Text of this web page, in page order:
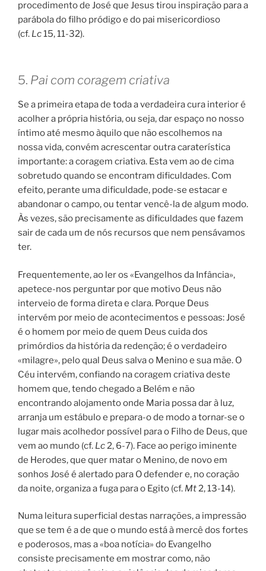
procedimento de José que Jesus tirou inspiração para a
parábola do filho pródigo e do pai misericordioso
(cf. Lc15, 11-32).
5. Pai com coragem criativa
Se a primeira etapa de toda a verdadeira cura interior é
acolher a própria história, ou seja, dar espaço no nosso
íntimo até mesmo àquilo que não escolhemos na
nossa vida, convém acrescentar outra caraterística
importante: a coragem criativa. Esta vem ao de cima
sobretudo quando se encontram dificuldades. Com
efeito, perante uma dificuldade, pode-se estacar e
abandonar o campo, ou tentar vencê-la de algum modo.
Às vezes, são precisamente as dificuldades que fazem
sair de cada um de nós recursos que nem pensávamos
ter.
Frequentemente, ao ler os «Evangelhos da Infância»,
apetece-nos perguntar por que motivo Deus não
interveio de forma direta e clara. Porque Deus
intervém por meio de acontecimentos e pessoas: José
é o homem por meio de quem Deus cuida dos
primórdios da história da redenção; é o verdadeiro
«milagre», pelo qual Deus salva o Menino e sua mãe. O
Céu intervém, confiando na coragem criativa deste
homem que, tendo chegado a Belém e não
encontrando alojamento onde Maria possa dar à luz,
arranja um estábulo e prepara-o de modo a tornar-se o
lugar mais acolhedor possível para o Filho de Deus, que
vem ao mundo (cf. Lc2, 6-7). Face ao perigo iminente
de Herodes, que quer matar o Menino, de novo em
sonhos José é alertado para O defender e, no coração
da noite, organiza a fuga para o Egito (cf. Mt2, 13-14).
Numa leitura superficial destas narrações, a impressão
que se tem é a de que o mundo está à mercê dos fortes
e poderosos, mas a «boa notícia» do Evangelho
consiste precisamente em mostrar como, não